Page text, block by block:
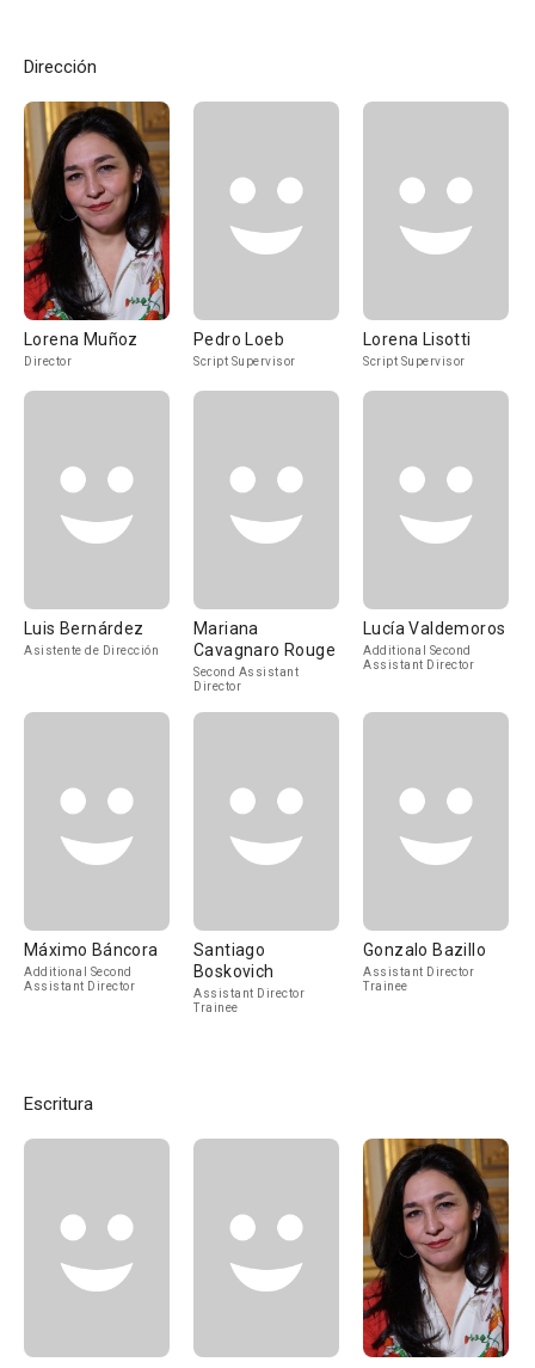
Dirección
Lorena Muñoz
Director
Pedro Loeb
Script Supervisor
Lorena Lisotti
Script Supervisor
Luis Bernárdez
Asistente de Dirección
Mariana
Cavagnaro Rouge
Second Assistant
Director
Lucía Valdemoros
Additional Second
Assistant Director
Máximo Báncora
Additional Second
Assistant Director
Santiago
Boskovich
Assistant Director
Trainee
Gonzalo Bazillo
Assistant Director
Trainee
Escritura